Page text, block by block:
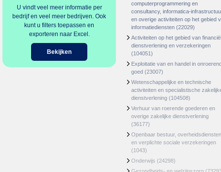
U vindt veel meer informatie per
bedrijf en veel meer bedrijven. Ook
kunt u filters toepassen en
exporteren naar Excel.
Bekijken
computerprogrammering en
consultancy, informatica-
en overige activiteiten op het gebied
informatiediensten (22029)
Activiteiten op het gebied van
dienstverlening en verzekeringen
(104051)
Exploitatie van en handel in
goed (23007)
Wetenschappelijke en technische
activiteiten en specialistische
dienstverlening (104508)
Verhuur van roerende goederen en
overige zakelijke dienstverlening
(36177)
Openbaar bestuur, overheidsdiensten
en verplichte sociale verzekeringen
(1043)
Onderwijs (24298)